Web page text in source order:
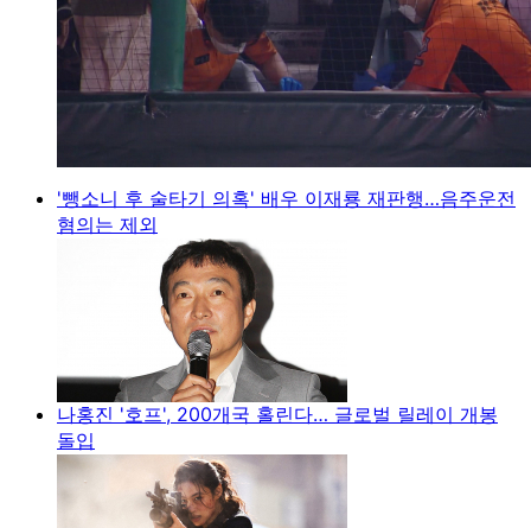
'뺑소니 후 술타기 의혹' 배우 이재룡 재판행…음주운전
혐의는 제외
나홍진 '호프', 200개국 홀린다… 글로벌 릴레이 개봉
돌입